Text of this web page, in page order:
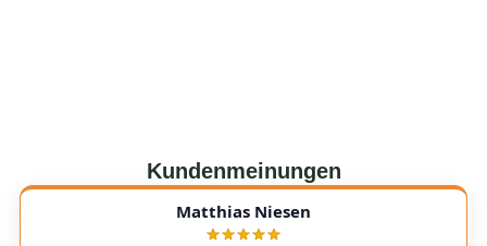
Kundenmeinungen
Matthias Niesen